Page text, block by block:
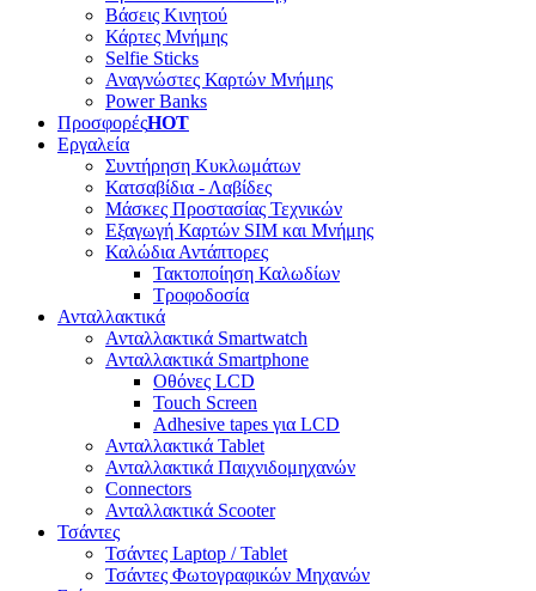
Βάσεις Κινητού
Κάρτες Μνήμης
Selfie Sticks
Αναγνώστες Καρτών Μνήμης
Power Banks
ΠροσφορέςHOT
Εργαλεία
Συντήρηση Κυκλωμάτων
Κατσαβίδια - Λαβίδες
Μάσκες Προστασίας Τεχνικών
Εξαγωγή Καρτών SIM και Μνήμης
Καλώδια Αντάπτορες
Τακτοποίηση Καλωδίων
Τροφοδοσία
Ανταλλακτικά
Ανταλλακτικά Smartwatch
Ανταλλακτικά Smartphone
Οθόνες LCD
Touch Screen
Adhesive tapes για LCD
Ανταλλακτικά Tablet
Ανταλλακτικά Παιχνιδομηχανών
Connectors
Ανταλλακτικά Scooter
Τσάντες
Τσάντες Laptop / Tablet
Τσάντες Φωτoγραφικών Μηχανών